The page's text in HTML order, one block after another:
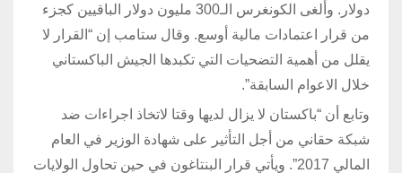
دولار. وألغى الكونغرس الـ300 مليون دولار الباقيين كجزء
من قرار اعتمادات مالية أوسع. وقال ستامب إن “القرار لا
يقلل من أهمية التضحيات التي تكبدها الجيش الباكستاني
خلال الاعوام السابقة”.
وتابع أن “باكستان لا يزال لديها وقتا لاتخاذ اجراءات ضد
شبكة حقاني من أجل التأثير على شهادة الوزير في العام
المالي 2017”. ويأتي قرار البنتاغون في حين تحاول الولايات